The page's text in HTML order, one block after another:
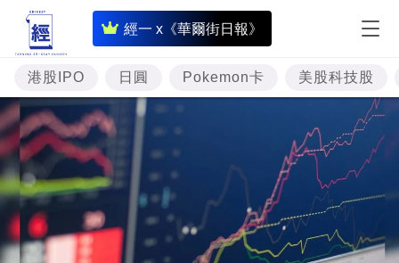
經一 x《華爾街日報》
即
時
財
經
專
投
樓
港股IPO 日圓 Pokemon卡 美股科技股